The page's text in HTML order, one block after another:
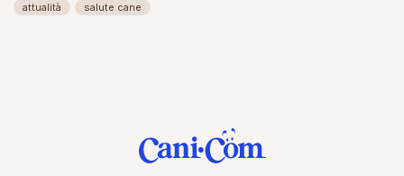
attualità salute cane